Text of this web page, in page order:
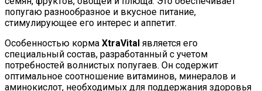
попугаю разнообразное и вкусное питание,
стимулирующее его интерес и аппетит.
Особенностью корма XtraVital является его
специальный состав, разработанный с учетом
потребностей волнистых попугаев. Он содержит
оптимальное соотношение витаминов, минералов и
аминокислот, необходимых для поддержания здоровья